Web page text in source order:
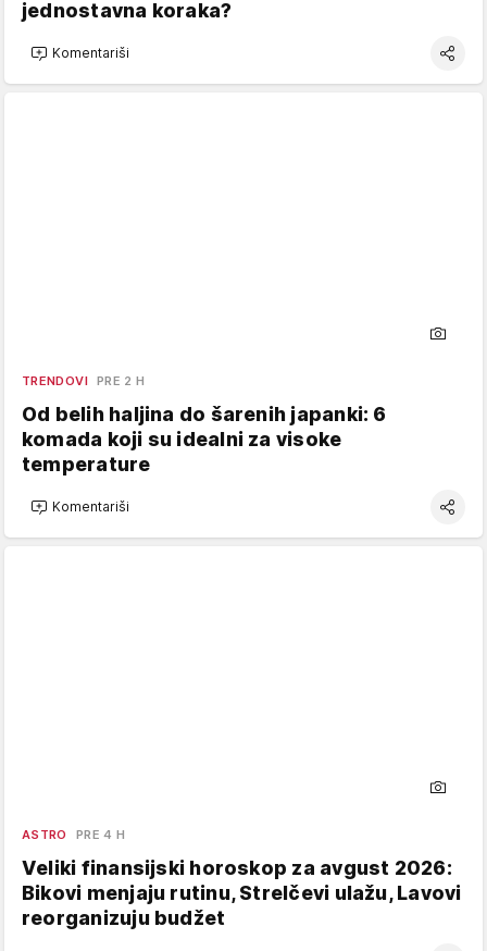
jednostavna koraka?
Komentariši
TRENDOVI PRE 2 H
Od belih haljina do šarenih japanki: 6
komada koji su idealni za visoke
temperature
Komentariši
ASTRO PRE 4 H
Veliki finansijski horoskop za avgust 2026:
Bikovi menjaju rutinu, Strelčevi ulažu, Lavovi
reorganizuju budžet